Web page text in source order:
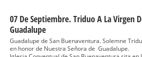
07 De Septiembre. Triduo A La Virgen
Guadalupe
Guadalupe de San Buenaventura. Solemne
en honor de Nuestra Señora de Guadalupe.